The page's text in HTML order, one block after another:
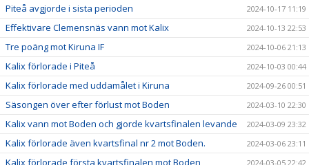
Piteå avgjorde i sista perioden 2024-10-17 11:19
Effektivare Clemensnäs vann mot Kalix 2024-10-13 22:53
Tre poäng mot Kiruna IF 2024-10-06 21:13
Kalix förlorade i Piteå 2024-10-03 00:44
Kalix förlorade med uddamålet i Kiruna 2024-09-26 00:51
Säsongen över efter förlust mot Boden 2024-03-10 22:30
Kalix vann mot Boden och gjorde kvartsfinalen levande 2024-03-09 23:32
Kalix förlorade även kvartsfinal nr 2 mot Boden. 2024-03-06 23:11
Kalix förlorade första kvartsfinalen mot Boden 2024-03-05 22:42